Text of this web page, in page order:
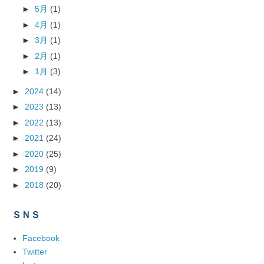
► 5月 (1)
► 4月 (1)
► 3月 (1)
► 2月 (1)
► 1月 (3)
► 2024 (14)
► 2023 (13)
► 2022 (13)
► 2021 (24)
► 2020 (25)
► 2019 (9)
► 2018 (20)
ＳＮＳ
Facebook
Twitter